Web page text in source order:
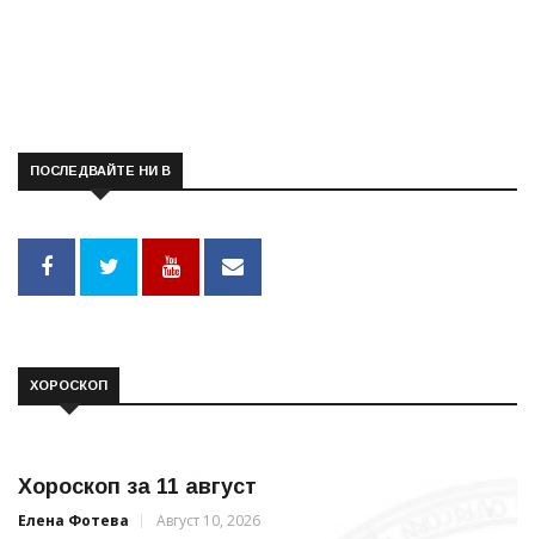
ПОСЛЕДВАЙТЕ НИ В
ХОРОСКОП
Хороскоп за 11 август
Елена Фотева Август 10, 2026